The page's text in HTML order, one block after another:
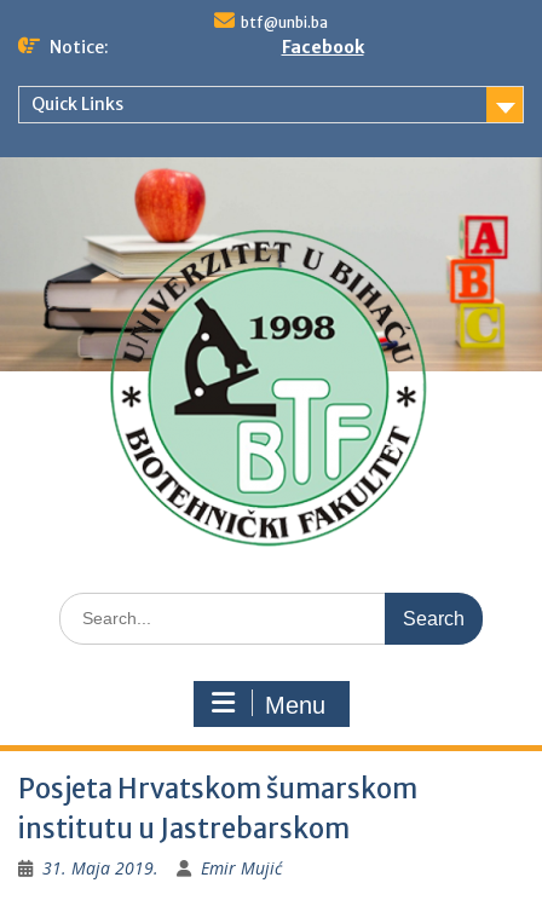
btf@unbi.ba
Notice: Facebook
Quick Links
Search
for:
Menu
Posjeta Hrvatskom šumarskom
institutu u Jastrebarskom
31. Maja 2019. Emir Mujić